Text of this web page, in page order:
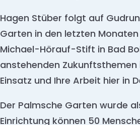
Hagen Stüber folgt auf
Garten in den letzten
Michael-Hörauf-Stift in Bad
anstehenden Zukunftsthemen
Einsatz und Ihre Arbeit hier in
Der Palmsche Garten wurde
Einrichtung können 50